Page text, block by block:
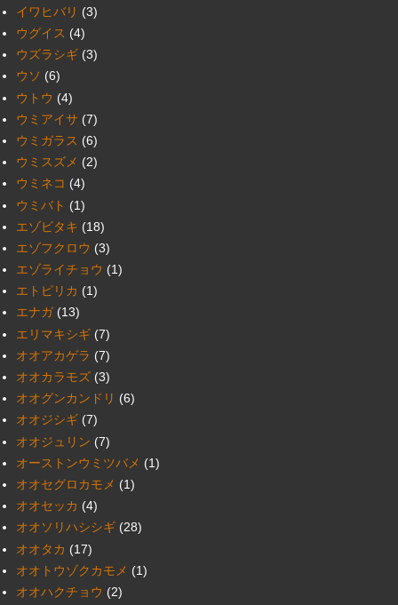
イワヒバリ (3)
ウグイス (4)
ウズラシギ (3)
ウソ (6)
ウトウ (4)
ウミアイサ (7)
ウミガラス (6)
ウミスズメ (2)
ウミネコ (4)
ウミバト (1)
エゾビタキ (18)
エゾフクロウ (3)
エゾライチョウ (1)
エトピリカ (1)
エナガ (13)
エリマキシギ (7)
オオアカゲラ (7)
オオカラモズ (3)
オオグンカンドリ (6)
オオジシギ (7)
オオジュリン (7)
オーストンウミツバメ (1)
オオセグロカモメ (1)
オオセッカ (4)
オオソリハシシギ (28)
オオタカ (17)
オオトウゾクカモメ (1)
オオハクチョウ (2)